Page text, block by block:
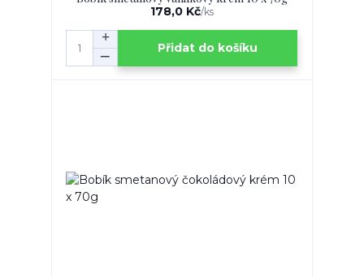
178,0 Kč/ks
Přidat do košíku